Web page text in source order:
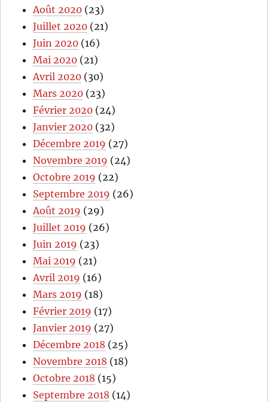
Août 2020 (23)
Juillet 2020 (21)
Juin 2020 (16)
Mai 2020 (21)
Avril 2020 (30)
Mars 2020 (23)
Février 2020 (24)
Janvier 2020 (32)
Décembre 2019 (27)
Novembre 2019 (24)
Octobre 2019 (22)
Septembre 2019 (26)
Août 2019 (29)
Juillet 2019 (26)
Juin 2019 (23)
Mai 2019 (21)
Avril 2019 (16)
Mars 2019 (18)
Février 2019 (17)
Janvier 2019 (27)
Décembre 2018 (25)
Novembre 2018 (18)
Octobre 2018 (15)
Septembre 2018 (14)